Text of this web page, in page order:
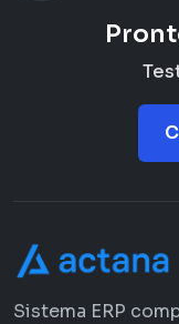
Sistema ERP